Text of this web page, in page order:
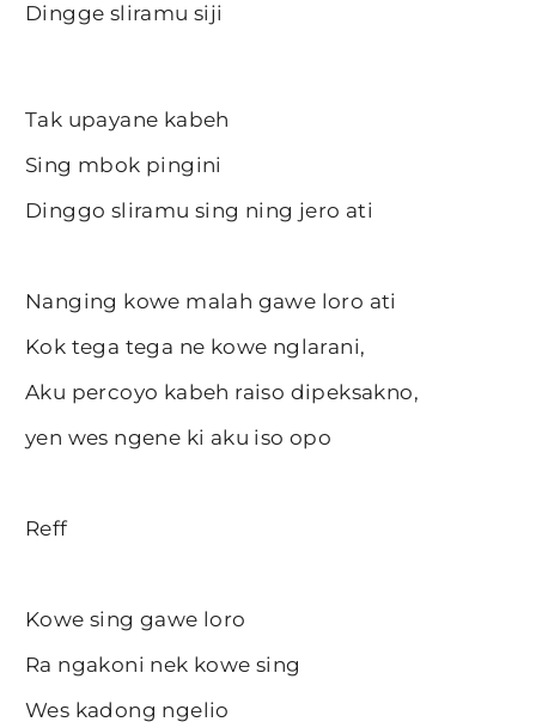
Dingge sliramu siji
Tak upayane kabeh
Sing mbok pingini
Dinggo sliramu sing ning jero ati
Nanging kowe malah gawe loro ati
Kok tega tega ne kowe nglarani,
Aku percoyo kabeh raiso dipeksakno,
yen wes ngene ki aku iso opo
Reff
Kowe sing gawe loro
Ra ngakoni nek kowe sing
Wes kadong ngelio